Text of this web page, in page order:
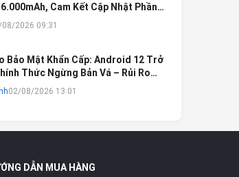
Cam Kết Cập Nhật Phần
2026 09:31
Bảo Mật Khẩn Cấp: Android 12 Trở
Thức Ngừng Bản Vá – Rủi Ro
Ngân Hàng & Cách Khắc Phục
02/08/2026 13:01
DẪN MUA HÀNG